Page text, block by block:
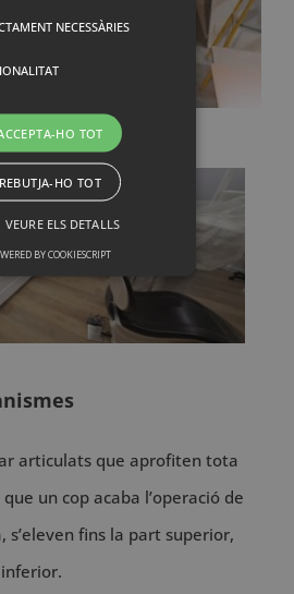
articulats que aprofiten tota
un cop acaba l’operació de
s’eleven fins la part superior,
NECESSÀRIES
HO TOT
REBUTJA-HO TOT
VEURE ELS DETALLS
BY COOKIESCRIPT